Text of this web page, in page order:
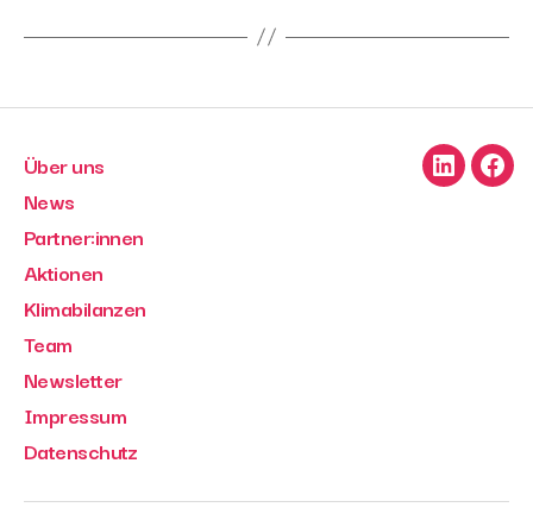
Über uns
News
Partner:innen
Aktionen
Klimabilanzen
Team
Newsletter
Impressum
Datenschutz
LinkedIn